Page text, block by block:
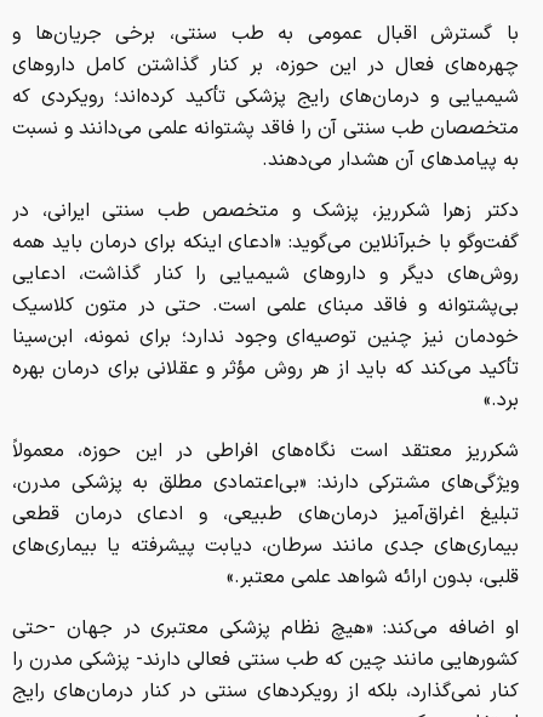
با گسترش اقبال عمومی به طب سنتی، برخی جریان‌ها و
چهره‌های فعال در این حوزه، بر کنار گذاشتن کامل داروهای
شیمیایی و درمان‌های رایج پزشکی تأکید کرده‌اند؛ رویکردی که
متخصصان طب سنتی آن را فاقد پشتوانه علمی می‌دانند و نسبت
به پیامدهای آن هشدار می‌دهند.
دکتر زهرا شکرریز، پزشک و متخصص طب سنتی ایرانی، در
گفت‌وگو با خبرآنلاین می‌گوید: «ادعای اینکه برای درمان باید همه
روش‌های دیگر و داروهای شیمیایی را کنار گذاشت، ادعایی
بی‌پشتوانه و فاقد مبنای علمی است. حتی در متون کلاسیک
خودمان نیز چنین توصیه‌ای وجود ندارد؛ برای نمونه، ابن‌سینا
تأکید می‌کند که باید از هر روش مؤثر و عقلانی برای درمان بهره
برد.»
شکرریز معتقد است نگاه‌های افراطی در این حوزه، معمولاً
ویژگی‌های مشترکی دارند: «بی‌اعتمادی مطلق به پزشکی مدرن،
تبلیغ اغراق‌آمیز درمان‌های طبیعی، و ادعای درمان قطعی
بیماری‌های جدی مانند سرطان، دیابت پیشرفته یا بیماری‌های
قلبی، بدون ارائه شواهد علمی معتبر.»
او اضافه می‌کند: «هیچ نظام پزشکی معتبری در جهان -حتی
کشورهایی مانند چین که طب سنتی فعالی دارند- پزشکی مدرن را
کنار نمی‌گذارد، بلکه از رویکردهای سنتی در کنار درمان‌های رایج